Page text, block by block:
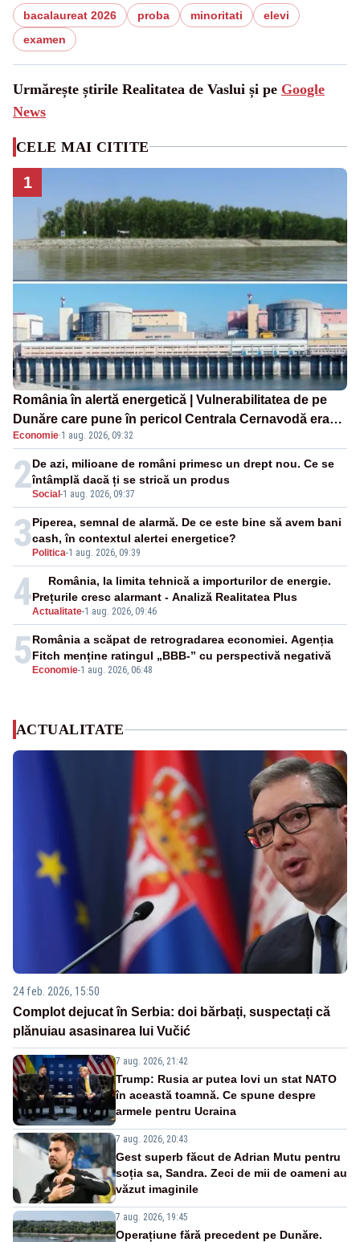
bacalaureat 2026 proba minoritati
elevi
examen
Urmărește știrile Realitatea de Vaslui și pe Google
News
CELE MAI CITITE
1
România în alertă energetică | Vulnerabilitatea de pe
Dunăre care pune în pericol Centrala Cernavodă era
cunoscută de pe vremea lui Ceaușescu
Economie·1 aug. 2026, 09:32
2Social -1 aug. 2026, 09:37
De azi, milioane de români primesc un drept nou. Ce se
întâmplă dacă ți se strică un produs
3 Politica-1 aug. 2026, 09:39
Piperea, semnal de alarmă. De ce este bine să avem bani
cash, în contextul alertei energetice?
4Actualitate-1 aug. 2026, 09:46
România, la limita tehnică a importurilor de energie.
Prețurile cresc alarmant - Analiză Realitatea Plus
5 Economie-1 aug. 2026, 06:48
România a scăpat de retrogradarea economiei. Agenția
Fitch menține ratingul „BBB-” cu perspectivă negativă
ACTUALITATE
24 feb. 2026, 15:50
Complot dejucat în Serbia: doi bărbați, suspectați că
plănuiau asasinarea lui Vučić
7 aug. 2026, 21:42
Trump: Rusia ar putea lovi un stat NATO
în această toamnă. Ce spune despre
armele pentru Ucraina
7 aug. 2026, 20:43
Gest superb făcut de Adrian Mutu pentru
soția sa, Sandra. Zeci de mii de oameni au
văzut imaginile
7 aug. 2026, 19:45
Operațiune fără precedent pe Dunăre.